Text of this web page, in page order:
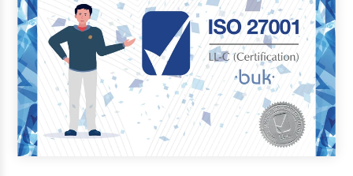
Casos de éxito
Columna del Experto
Entrevistas